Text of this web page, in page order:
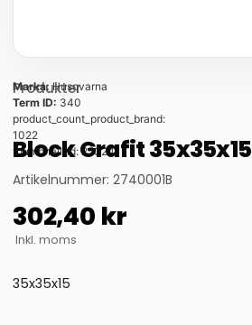
Produkter
Marka: Husqvarna
Term ID: 340
product_count_product_brand:
1022
thumbnail_id: 25324
Block Grafit 35x35x15
Artikelnummer: 2740001B
302,40 kr
Inkl. moms
35x35x15